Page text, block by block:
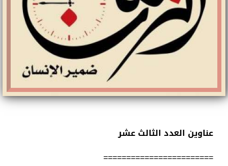
عناوين العدد الثالث عشر
========================